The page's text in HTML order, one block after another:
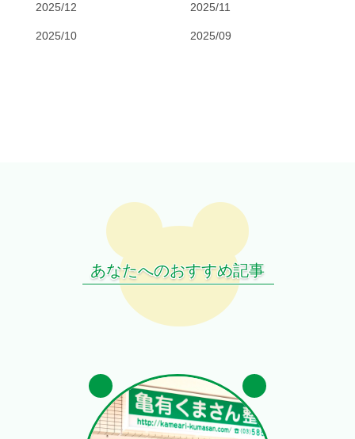
2025/12 2025/11
2025/10 2025/09
あなたへのおすすめ記事